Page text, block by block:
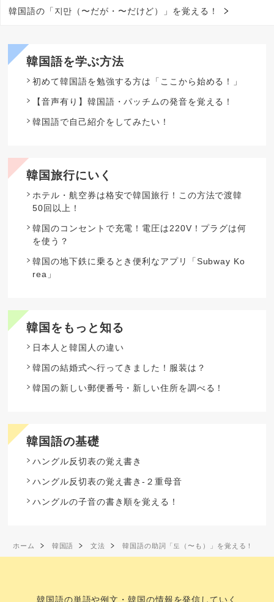
韓国語の「지만（〜だが・〜だけど）」を覚える！
韓国語を学ぶ方法
初めて韓国語を勉強する方は「ここから始める！」
【音声有り】韓国語・パッチムの発音を覚える！
韓国語で自己紹介をしてみたい！
韓国旅行にいく
ホテル・航空券は格安で韓国旅行！この方法で渡韓
50回以上！
韓国のコンセントで充電！電圧は220V！プラグは何
を使う？
韓国の地下鉄に乗るとき便利なアプリ「Subway Ko
rea」
韓国をもっと知る
日本人と韓国人の違い
韓国の結婚式へ行ってきました！服装は？
韓国の新しい郵便番号・新しい住所を調べる！
韓国語の基礎
ハングル反切表の覚え書き
ハングル反切表の覚え書き-２重母音
ハングルの子音の書き順を覚える！
ホーム 韓国語 文法 韓国語の助詞「도（〜も）」を覚える！
韓国語の単語や例文・韓国の情報を発信していく